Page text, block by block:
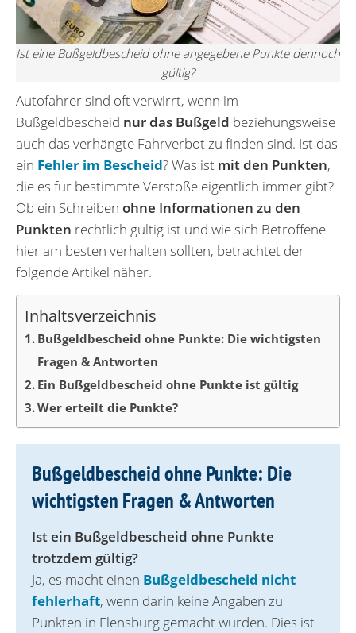
Ist eine Bußgeldbescheid ohne angegebene Punkte dennoch
gültig?
Autofahrer sind oft verwirrt, wenn im
Bußgeldbescheid nur das Bußgeld beziehungsweise
auch das verhängte Fahrverbot zu finden sind. Ist das
ein Fehler im Bescheid? Was ist mit den Punkten,
die es für bestimmte Verstöße eigentlich immer gibt?
Ob ein Schreiben ohne Informationen zu den
Punkten rechtlich gültig ist und wie sich Betroffene
hier am besten verhalten sollten, betrachtet der
folgende Artikel näher.
Inhaltsverzeichnis
Bußgeldbescheid ohne Punkte: Die wichtigsten
Fragen & Antworten
Ein Bußgeldbescheid ohne Punkte ist gültig
Wer erteilt die Punkte?
Bußgeldbescheid ohne Punkte: Die
wichtigsten Fragen & Antworten
Ist ein Bußgeldbescheid ohne Punkte
trotzdem gültig?
Ja, es macht einen Bußgeldbescheid nicht
fehlerhaft, wenn darin keine Angaben zu
Punkten in Flensburg gemacht wurden. Dies ist